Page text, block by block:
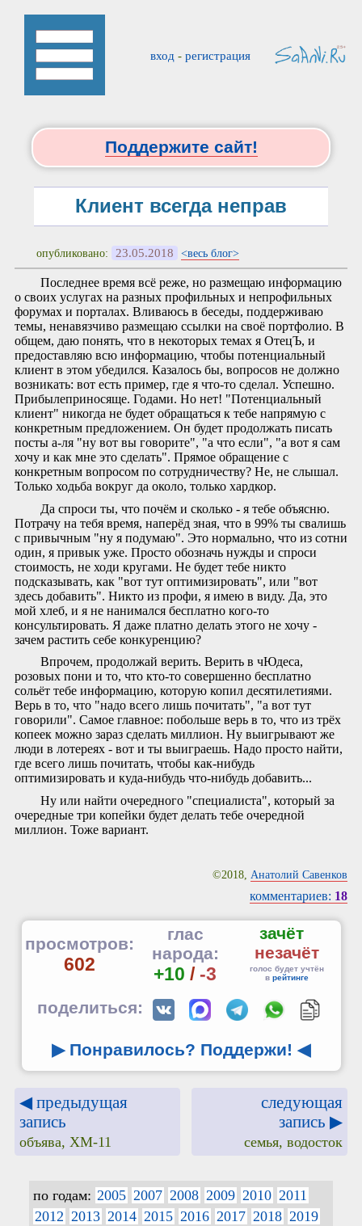
вход - регистрация
Поддержите сайт!
Клиент всегда неправ
опубликовано: 23.05.2018 <весь блог>
Последнее время всё реже, но размещаю информацию
о своих услугах на разных профильных и непрофильных
форумах и порталах. Вливаюсь в беседы, поддерживаю
темы, ненавязчиво размещаю ссылки на своё портфолио. В
общем, даю понять, что в некоторых темах я ОтецЪ, и
предоставляю всю информацию, чтобы потенциальный
клиент в этом убедился. Казалось бы, вопросов не должно
возникать: вот есть пример, где я что-то сделал. Успешно.
Прибылеприносяще. Годами. Но нет! "Потенциальный
клиент" никогда не будет обращаться к тебе напрямую с
конкретным предложением. Он будет продолжать писать
посты а-ля "ну вот вы говорите", "а что если", "а вот я сам
хочу и как мне это сделать". Прямое обращение с
конкретным вопросом по сотрудничеству? Не, не слышал.
Только ходьба вокруг да около, только хардкор.
Да спроси ты, что почём и сколько - я тебе объясню.
Потрачу на тебя время, наперёд зная, что в 99% ты свалишь
с привычным "ну я подумаю". Это нормально, что из сотни
один, я привык уже. Просто обозначь нужды и спроси
стоимость, не ходи кругами. Не будет тебе никто
подсказывать, как "вот тут оптимизировать", или "вот
здесь добавить". Никто из профи, я имею в виду. Да, это
мой хлеб, и я не нанимался бесплатно кого-то
консультировать. Я даже платно делать этого не хочу -
зачем растить себе конкуренцию?
Впрочем, продолжай верить. Верить в чЮдеса,
розовых пони и то, что кто-то совершенно бесплатно
сольёт тебе информацию, которую копил десятилетиями.
Верь в то, что "надо всего лишь почитать", "а вот тут
говорили". Самое главное: побольше верь в то, что из трёх
копеек можно зараз сделать миллион. Ну выигрывают же
люди в лотереях - вот и ты выиграешь. Надо просто найти,
где всего лишь почитать, чтобы как-нибудь
оптимизировать и куда-нибудь что-нибудь добавить...
Ну или найти очередного "специалиста", который за
очередные три копейки будет делать тебе очередной
миллион. Тоже вариант.
©2018, Анатолий Савенков
комментариев: 18
просмотров:
602
глас
народа:
+10 / -3
зачёт
незачёт
голос будет учтён
в рейтинге
поделиться:
▶ Понравилось? Поддержи! ◀
◀ предыдущая
запись
объява, ХМ-11
следующая
запись ▶
семья, водосток
по годам: 2005 2007 2008 2009 2010 2011
2012 2013 2014 2015 2016 2017 2018 2019